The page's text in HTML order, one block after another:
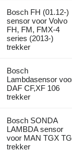
Bosch FH (01.12-)
sensor voor Volvo
FH, FM, FMX-4
series (2013-)
trekker
Bosch
Lambdasensor
DAF CF,XF 106
trekker
Bosch SONDA
LAMBDA sensor
voor MAN TGX
trekker